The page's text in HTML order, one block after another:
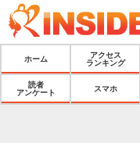
ホーム
アクセス
ランキング
読者
アンケート
スマホ